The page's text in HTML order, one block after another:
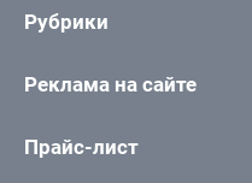
Рубрики
Реклама на сайте
Прайс-лист